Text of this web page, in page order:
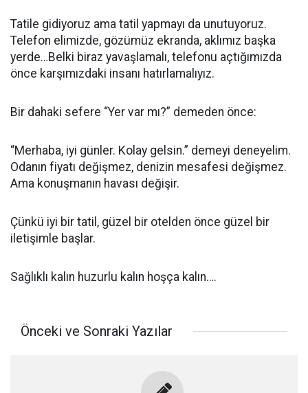
Tatile gidiyoruz ama tatil yapmayı da unutuyoruz.
Telefon elimizde, gözümüz ekranda, aklımız başka
yerde…Belki biraz yavaşlamalı, telefonu açtığımızda
önce karşımızdaki insanı hatırlamalıyız.
Bir dahaki sefere “Yer var mı?” demeden önce:
“Merhaba, iyi günler. Kolay gelsin.” demeyi deneyelim.
Odanın fiyatı değişmez, denizin mesafesi değişmez.
Ama konuşmanın havası değişir.
Çünkü iyi bir tatil, güzel bir otelden önce güzel bir
iletişimle başlar.
Sağlıklı kalın huzurlu kalın hoşça kalın….
Önceki ve Sonraki Yazılar